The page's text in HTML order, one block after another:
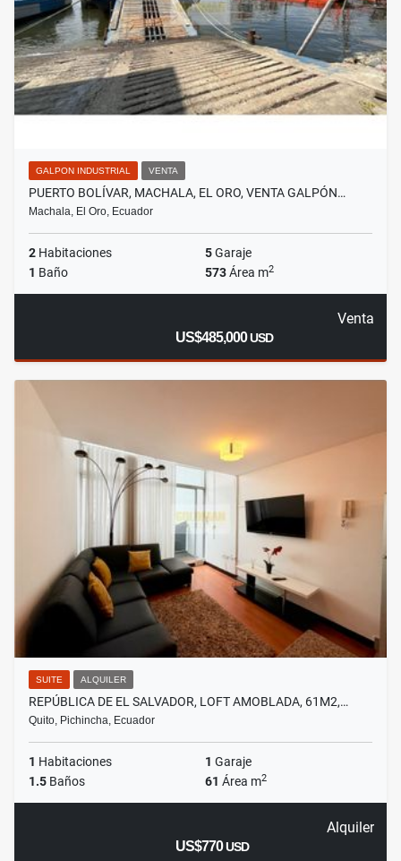
GALPON INDUSTRIAL VENTA
PUERTO BOLÍVAR, MACHALA, EL ORO, VENTA GALPÓN…
Machala, El Oro, Ecuador
2 Habitaciones 5Garaje
1 Baño 573Área m2
Venta
US$485,000USD
SUITE ALQUILER
REPÚBLICA DE EL SALVADOR, LOFT AMOBLADA, 61M2,…
Quito, Pichincha, Ecuador
1 Habitaciones 1 Garaje
1.5 Baños 61 Área m2
Alquiler
US$770USD